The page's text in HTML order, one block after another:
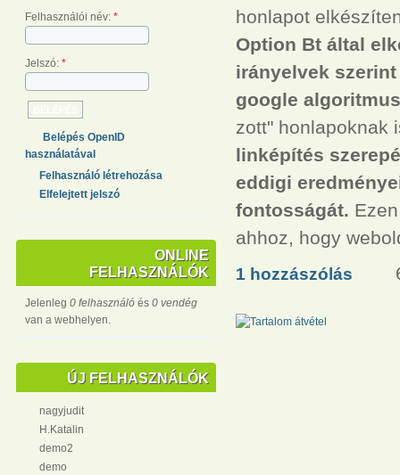
Felhasználói név: *
Jelszó: *
Belépés OpenID
használatával
Felhasználó létrehozása
Elfelejtett jelszó
ONLINE
FELHASZNÁLÓK
Jelenleg 0 felhasználó és 0 vendég
van a webhelyen.
ÚJ FELHASZNÁLÓK
nagyjudit
H.Katalin
demo2
demo
honlapot
Option Bt által
irányelvek
google
zott" honlapoknak
linképítés
eddigi
fontosságát.
ahhoz, hogy
1 hozzászólás